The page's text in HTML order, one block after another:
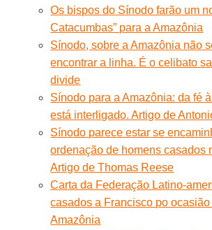
Os bispos do Sínodo farão um
Catacumbas” para a Amazônia
Sínodo, sobre a Amazônia não
encontrar a linha. É o celibato
divide
Sínodo para a Amazônia: da fé
está interligado. Artigo de
Sínodo parece estar se
ordenação de homens casados
Artigo de Thomas Reese
Carta da Federação Latino-
casados a Francisco po
Amazônia